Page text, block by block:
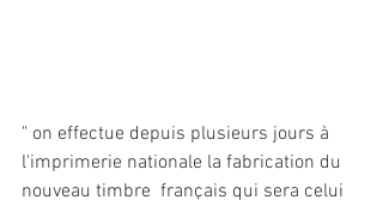
" on effectue depuis plusieurs jours à
l'imprimerie nationale la fabrication du
nouveau timbre  français qui sera celui